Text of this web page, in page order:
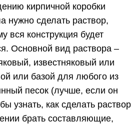
кирпичной коробки
нужно сделать раствор,
вся конструкция будет
Основной вид раствора –
известняковый или
или базой для любого из
песок (лучше, если он
узнать, как сделать раствор
брать составляющие,